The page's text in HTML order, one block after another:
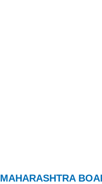
MAHARASHTRA